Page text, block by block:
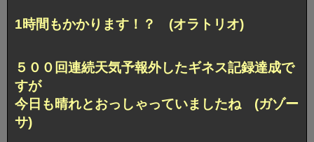
1時間もかかります！？ (オラトリオ)
５００回連続天気予報外したギネス記録達成で
すが
今日も晴れとおっしゃっていましたね (ガゾー
サ)